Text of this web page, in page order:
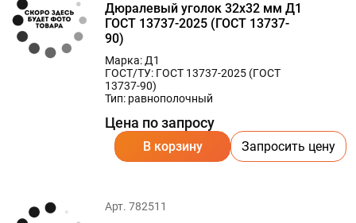
Дюралевый уголок 32х32 мм Д1
ГОСТ 13737-2025 (ГОСТ 13737-
90)
Марка: Д1
ГОСТ/ТУ: ГОСТ 13737-2025 (ГОСТ
13737-90)
Тип: равнополочный
Цена по запросу
В корзину Запросить цену
Арт. 782511